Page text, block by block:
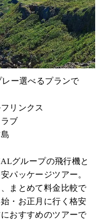
ー選べるプランで
リンクス
ブ
グループの飛行機と
パッケージツアー。
まとめて料金比較で
・お正月に行く格安
おすすめのツアーで